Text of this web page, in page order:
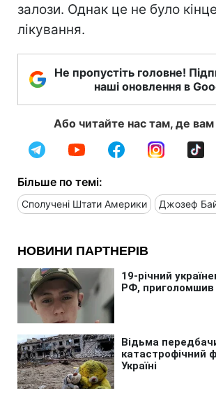
залози. Однак це не було
лікування.
Не пропустіть головне!
наші оновлення в
Або читайте нас там, де вам
Більше по темі:
Сполучені Штати Америки Джозеф